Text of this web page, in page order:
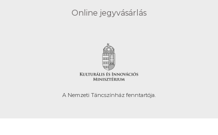
Online jegyvásárlás
A Nemzeti Táncszínház fenntartója.